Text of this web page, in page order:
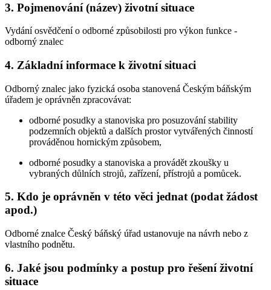
3. Pojmenování (název) životní situace
Vydání osvědčení o odborné způsobilosti pro výkon funkce -
odborný znalec
4. Základní informace k životní situaci
Odborný znalec jako fyzická osoba stanovená Českým báňským
úřadem je oprávněn zpracovávat:
odborné posudky a stanoviska pro posuzování stability
podzemních objektů a dalších prostor vytvářených činností
prováděnou hornickým způsobem,
odborné posudky a stanoviska a provádět zkoušky u
vybraných důlních strojů, zařízení, přístrojů a pomůcek.
5. Kdo je oprávněn v této věci jednat (podat žádost
apod.)
Odborné znalce Český báňský úřad ustanovuje na návrh nebo z
vlastního podnětu.
6. Jaké jsou podmínky a postup pro řešení životní
situace